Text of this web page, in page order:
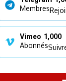
Membres
Vimeo 1,000
Abonnés